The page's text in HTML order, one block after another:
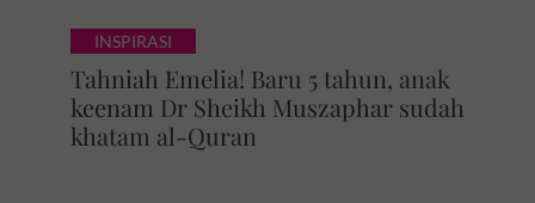
INSPIRASI
Tahniah Emelia! Baru 5 tahun, anak
keenam Dr Sheikh Muszaphar sudah
khatam al-Quran